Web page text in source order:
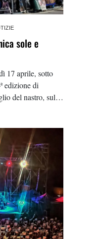
sole e
17 aprile, sotto
edizione di
del nastro, sul